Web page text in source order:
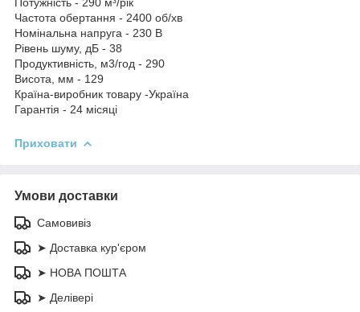
Частота обертання - 2400 об/хв
Номінальна напруга - 230 В
Рівень шуму, дБ - 38
Продуктивність, м3/год - 290
Висота, мм - 129
Країна-виробник товару -Україна
Гарантія - 24 місяці
Приховати
Умови доставки
Самовивіз
➤ Доставка кур'єром
➤ НОВА ПОШТА
➤ Делівері